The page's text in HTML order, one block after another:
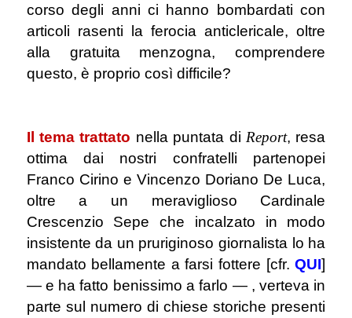
corso degli anni ci hanno bombardati con
articoli rasenti la ferocia anticlericale, oltre
alla gratuita menzogna, comprendere
questo, è proprio così difficile?
Il tema trattato nella puntata di Report, resa
ottima dai nostri confratelli partenopei
Franco Cirino e Vincenzo Doriano De Luca,
oltre a un meraviglioso Cardinale
Crescenzio Sepe che incalzato in modo
insistente da un pruriginoso giornalista lo ha
mandato bellamente a farsi fottere [cfr.QUI]
― e ha fatto benissimo a farlo ― , verteva in
parte sul numero di chiese storiche presenti